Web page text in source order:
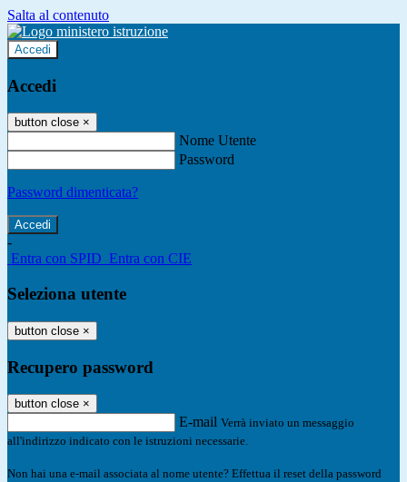
Salta al contenuto
Accedi
Accedi
button close ×
Nome Utente
Password
Password dimenticata?
-
Entra con SPID Entra con CIE
Seleziona utente
button close ×
Recupero password
button close ×
E-mail Verrà inviato un messaggio
all'indirizzo indicato con le istruzioni necessarie.
Non hai una e-mail associata al nome utente? Effettua il reset della password